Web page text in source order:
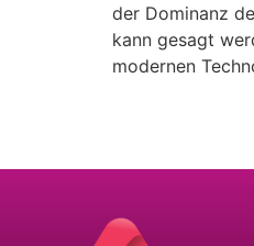
der Dominanz
kann gesagt
modernen